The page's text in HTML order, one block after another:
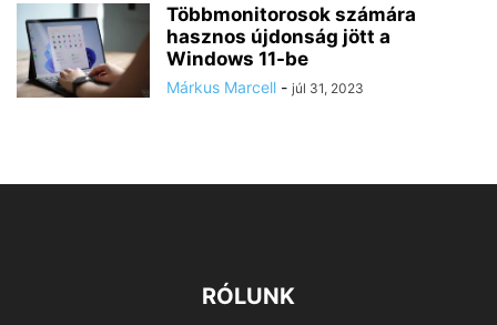
Többmonitorosok számára
hasznos újdonság jött a
Windows 11-be
Márkus Marcell - júl 31, 2023
RÓLUNK